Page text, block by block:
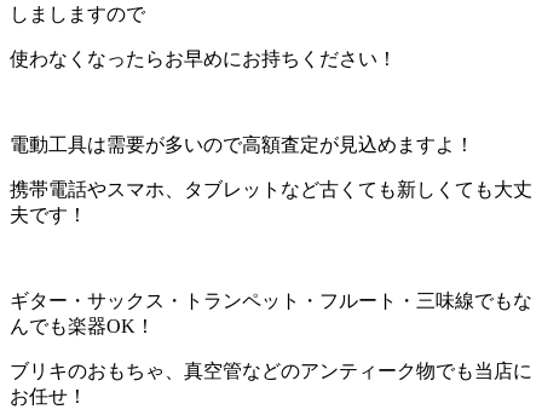
しましますので
使わなくなったらお早めにお持ちください！
電動工具は需要が多いので高額査定が見込めますよ！
携帯電話やスマホ、タブレットなど古くても新しくても大丈
夫です！
ギター・サックス・トランペット・フルート・三味線でもな
んでも楽器OK！
ブリキのおもちゃ、真空管などのアンティーク物でも当店に
お任せ！